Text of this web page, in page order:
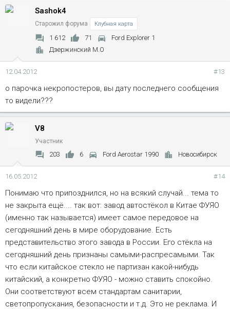
p.s. сорри за некропост ) тему обнаружил по ключевику
'solar' когда искал темы про солнечные панели )
Sashok4
Старожил форума Клубная карта
1 612 71
Ford Explorer 1
Дзержинский М.О
12.04.2012 #13
о парочка некропостеров, вы дату последнего сообщения
то видели???
V8
Участник
203 6 Ford Aerostar 1990 Новосибирск
16.05.2012 #14
Понимаю что припозднился, но на всякий случай... тема то
не закрыта ещё.... так вот: завод автостёкол в Китае ФУЯО
(именно так называется) имеет самое передовое на
сегодняшний день в мире оборудование. Есть
представительство этого завода в России. Его стёкла на
сегодняшний день признаны самыми-распресамыми. Так
что если китайское стекло не партизан какой-нибудь
китайский, а конкретно ФУЯО - можно ставить спокойно.
Они соответствуют всем стандартам санитарии,
светопропускания, безопасности и т.д. Это не реклама. И